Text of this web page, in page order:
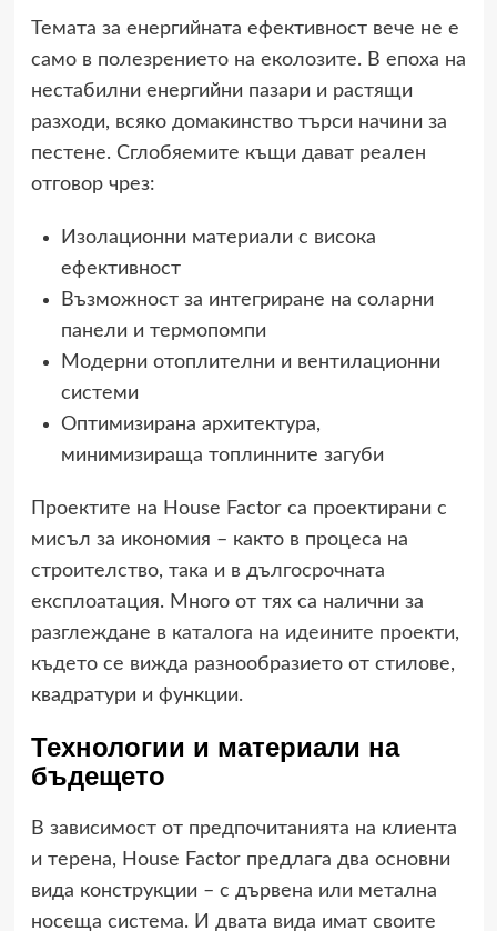
Темата за енергийната ефективност вече не е
само в полезрението на еколозите. В епоха на
нестабилни енергийни пазари и растящи
разходи, всяко домакинство търси начини за
пестене. Сглобяемите къщи дават реален
отговор чрез:
Изолационни материали с висока
ефективност
Възможност за интегриране на соларни
панели и термопомпи
Модерни отоплителни и вентилационни
системи
Оптимизирана архитектура,
минимизираща топлинните загуби
Проектите на House Factor са проектирани с
мисъл за икономия – както в процеса на
строителство, така и в дългосрочната
експлоатация. Много от тях са налични за
разглеждане вкаталога на идеините проекти,
където се вижда разнообразието от стилове,
квадратури и функции.
Технологии и материали на
бъдещето
В зависимост от предпочитанията на клиента
и терена, House Factor предлага два основни
вида конструкции – с дървена или метална
носеща система. И двата вида имат своите